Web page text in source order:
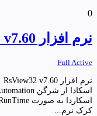
0
نرم افزار RsView32 v7.60
Full Active
کرک نرم...